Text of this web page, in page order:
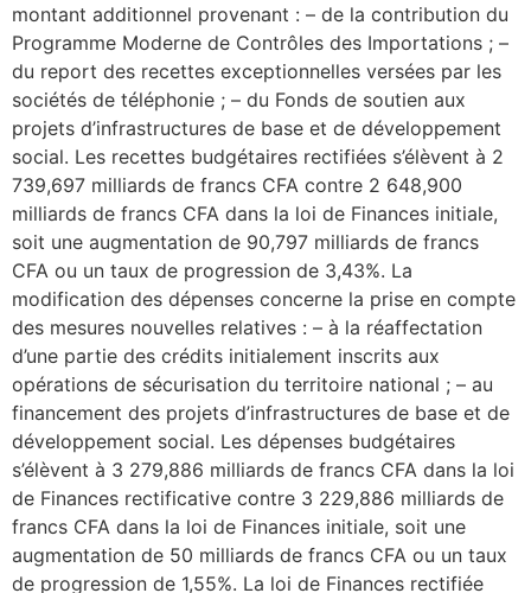
montant additionnel provenant : – de la contribution du
Programme Moderne de Contrôles des Importations ; –
du report des recettes exceptionnelles versées par les
sociétés de téléphonie ; – du Fonds de soutien aux
projets d’infrastructures de base et de développement
social. Les recettes budgétaires rectifiées s’élèvent à 2
739,697 milliards de francs CFA contre 2 648,900
milliards de francs CFA dans la loi de Finances initiale,
soit une augmentation de 90,797 milliards de francs
CFA ou un taux de progression de 3,43%. La
modification des dépenses concerne la prise en compte
des mesures nouvelles relatives : – à la réaffectation
d’une partie des crédits initialement inscrits aux
opérations de sécurisation du territoire national ; – au
financement des projets d’infrastructures de base et de
développement social. Les dépenses budgétaires
s’élèvent à 3 279,886 milliards de francs CFA dans la loi
de Finances rectificative contre 3 229,886 milliards de
francs CFA dans la loi de Finances initiale, soit une
augmentation de 50 milliards de francs CFA ou un taux
de progression de 1,55%. La loi de Finances rectifiée